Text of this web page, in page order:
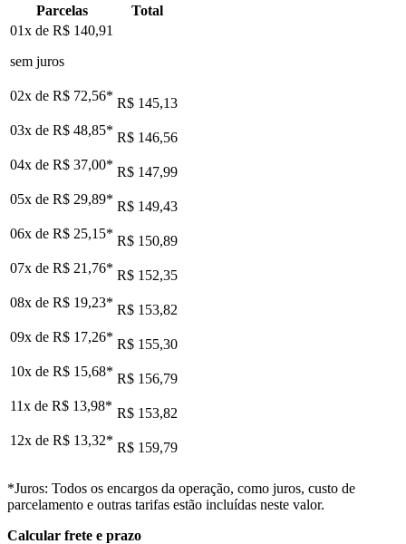
Parcelas
Total
01x de R$ 140,91
sem juros
02x de R$ 72,56* R$ 145,13
03x de R$ 48,85* R$ 146,56
04x de R$ 37,00* R$ 147,99
05x de R$ 29,89* R$ 149,43
06x de R$ 25,15* R$ 150,89
07x de R$ 21,76* R$ 152,35
08x de R$ 19,23* R$ 153,82
09x de R$ 17,26* R$ 155,30
10x de R$ 15,68* R$ 156,79
11x de R$ 13,98* R$ 153,82
12x de R$ 13,32* R$ 159,79
*Juros: Todos os encargos da operação, como juros, custo de
parcelamento e outras tarifas estão incluídas neste valor.
Calcular frete e prazo